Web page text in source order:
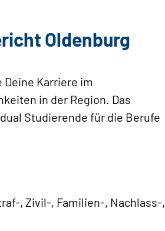
Oldenburg
Karriere im
in der Region. Das
Studierende für die Berufe
, Zivil-, Familien-, Nachlass-,